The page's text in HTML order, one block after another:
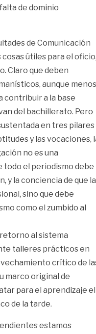
de dominio
de Comunicación
cosas útiles para el
Claro que deben
aunque menos
contribuir a la base
del bachillerato. Pero
en tres pilares
y las vocaciones,
no es una
todo el periodismo debe
y la conciencia de que la
sino que debe
como el zumbido al
al sistema
talleres prácticos en
crítico de
marco original de
para el aprendizaje el
de la tarde.
estamos